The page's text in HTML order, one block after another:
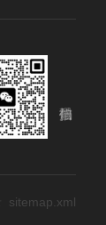
sitemap.xml